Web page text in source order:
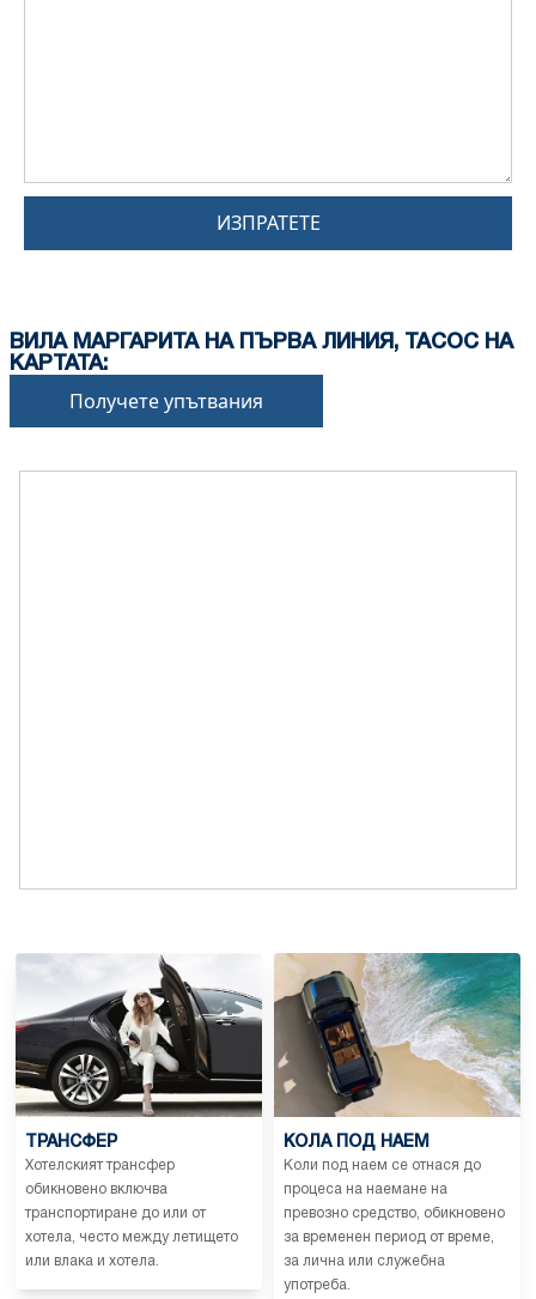
ИЗПРАТЕТЕ
ВИЛА МАРГАРИТА НА ПЪРВА ЛИНИЯ, ТАСОС НА
КАРТАТА:
Получете упътвания
ТРАНСФЕР
Хотелският трансфер
обикновено включва
транспортиране до или от
хотела, често между летището
или влака и хотела.
КОЛА ПОД НАЕМ
Коли под наем се отнася до
процеса на наемане на
превозно средство, обикновено
за временен период от време,
за лична или служебна
употреба.